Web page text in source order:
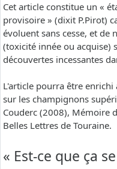
Cet article constitue un «
provisoire » (dixit P.Pirot)
évoluent sans cesse, et de
(toxicité innée ou acquise)
découvertes incessantes
L'article pourra être
sur les champignons
Couderc (2008), Mémoire
Belles Lettres de Touraine.
« Est-ce que ça